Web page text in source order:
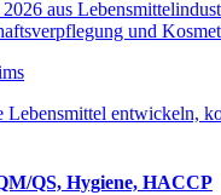
aus
und
Lebensmittel entwickeln,
QS, Hygiene, HACCP